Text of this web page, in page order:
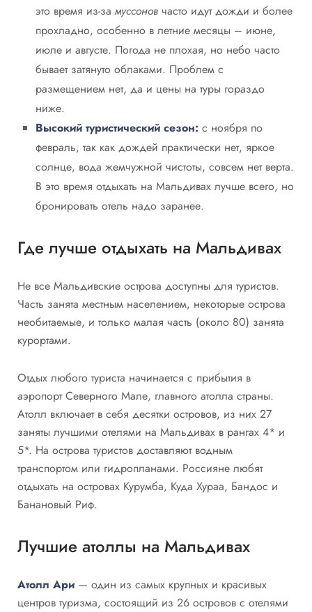
это время из-замуссонов часто идут дожди и более
прохладно, особенно в летние месяцы – июне,
июле и августе. Погода не плохая, но небо часто
бывает затянуто облаками. Проблем с
размещением нет, да и цены на туры гораздо
ниже.
Высокий туристический сезон: с ноября по
февраль, так как дождей практически нет, яркое
солнце, вода жемчужной чистоты, совсем нет верта.
В это время отдыхать на Мальдивах лучше всего, но
бронировать отель надо заранее.
Где лучше отдыхать на Мальдивах
Не все Мальдивские острова доступны для туристов.
Часть занята местным населением, некоторые острова
необитаемые, и только малая часть (около 80) занята
курортами.
Отдых любого туриста начинается с прибытия в
аэропорт Северного Мале, главного атолла страны.
Атолл включает в себя десятки островов, из них 27
заняты лучшими отелями на Мальдивах в рангах 4* и
5*. На острова туристов доставляют водным
транспортом или гидропланами. Россияне любят
отдыхать на островах Курумба, Куда Хураа, Бандос и
Банановый Риф.
Лучшие атоллы на Мальдивах
Атолл Ари — один из самых крупных и красивых
центров туризма, состоящий из 26 островов с отелями